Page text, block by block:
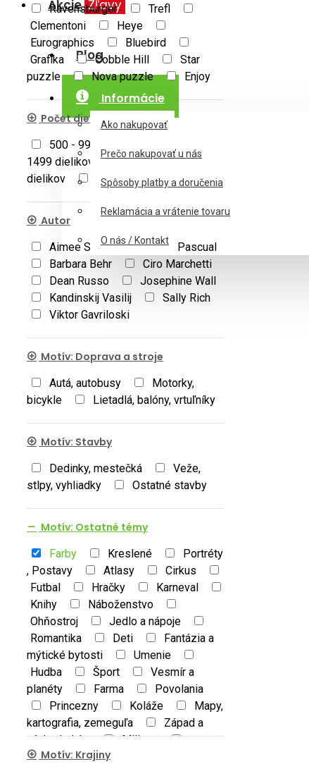
Akcie Zľavy
Blog
Informácie
Ako nakupovať
Prečo nakupovať u nás
Spôsoby platby a doručenia
Reklamácia a vrátenie tovaru
O nás / Kontakt
Ravensburger
Trefl
Clementoni
Heye
Eurographics
Bluebird
Grafika
Cobble Hill
Star
puzzle
Nova puzzle Enjoy
Počet dielikov
500 - 999 dielikov
1499 dielikov
1500 - 1999
dielikov
2000 - 2999 dielikov
Autor
Aimee Stewart
Alex Pascual
Barbara Behr
Ciro Marchetti
Dean Russo
Josephine Wall
Kandinskij Vasilij
Sally Rich
Viktor Gavriloski
Motív: Doprava a stroje
Autá, autobusy
Motorky,
bicykle
Lietadlá, balóny, vrtuľníky
Motív: Stavby
Dedinky, mestečká
Veže,
stlpy, vyhliadky
Ostatné stavby
Motív: Ostatné témy
Farby Kreslené
Portréty
, Postavy
Atlasy
Cirkus
Futbal
Hračky
Karneval
Knihy
Náboženstvo
Ohňostroj
Jedlo a nápoje
Romantika
Deti
Fantázia a
mýtické bytosti
Umenie
Hudba
Šport
Vesmír a
planéty
Farma
Povolania
Princezny
Koláže
Mapy,
kartografia, zemeguľa
Západ a
východ slnka
Military
Ostatné
Motív: Krajiny